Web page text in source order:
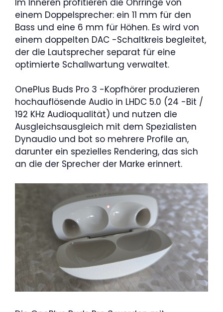
einem Doppelsprecher: ein 11 mm für den
Bass und eine 6 mm für Höhen. Es wird von
einem doppelten DAC -Schaltkreis begleitet,
der die Lautsprecher separat für eine
optimierte Schallwartung verwaltet.
OnePlus Buds Pro 3 -Kopfhörer produzieren
hochauflösende Audio in LHDC 5.0 (24 -Bit /
192 KHz Audioqualität) und nutzen die
Ausgleichsausgleich mit dem Spezialisten
Dynaudio und bot so mehrere Profile an,
darunter ein spezielles Rendering, das sich
an die der Sprecher der Marke erinnert.